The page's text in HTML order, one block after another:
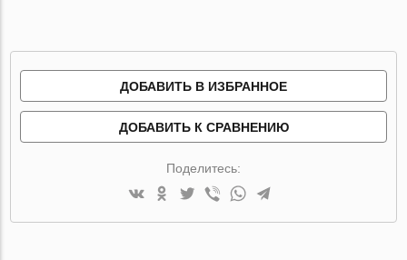
ДОБАВИТЬ В ИЗБРАННОЕ
ДОБАВИТЬ К СРАВНЕНИЮ
Поделитесь: